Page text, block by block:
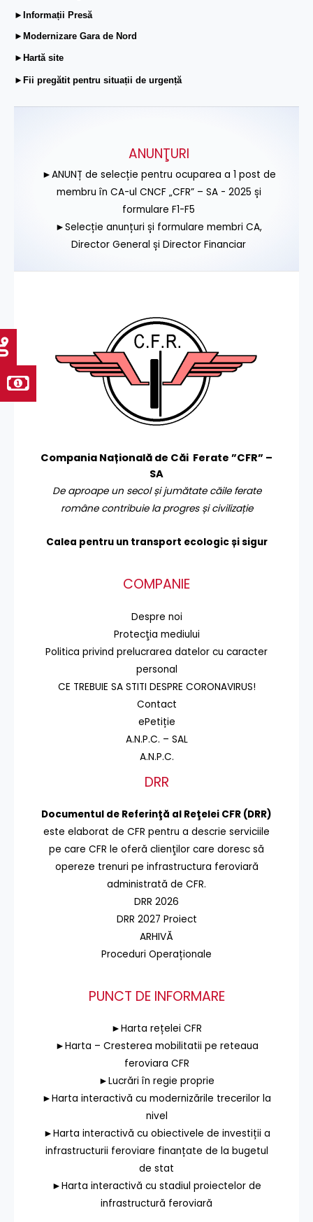
►Informații Presă
►Modernizare Gara de Nord
►Hartă site
►Fii pregătit pentru situații de urgență
ANUNŢURI
►ANUNȚ de selecție pentru ocuparea a 1 post de
membru în CA-ul CNCF „CFR” – SA - 2025 și
formulare F1-F5
►Selecție anunțuri și formulare membri CA,
Director General și Director Financiar
Compania Națională de Căi Ferate ”CFR” –
SA
De aproape un secol și jumătate căile ferate
române contribuie la progres și civilizație
Calea pentru un transport ecologic și sigur
COMPANIE
Despre noi
Protecţia mediului
Politica privind prelucrarea datelor cu caracter
personal
CE TREBUIE SA STITI DESPRE CORONAVIRUS!
Contact
ePetiție
A.N.P.C. – SAL
A.N.P.C.
DRR
Documentul de Referinţă al Reţelei CFR (DRR)
este elaborat de CFR pentru a descrie serviciile
pe care CFR le oferă clienţilor care doresc să
opereze trenuri pe infrastructura feroviară
administrată de CFR.
DRR 2026
DRR 2027 Proiect
ARHIVĂ
Proceduri Operaționale
PUNCT DE INFORMARE
►Harta rețelei CFR
►Harta – Cresterea mobilitatii pe reteaua
feroviara CFR
►Lucrări în regie proprie
►Harta interactivă cu modernizările trecerilor la
nivel
►Harta interactivă cu obiectivele de investiții a
infrastructurii feroviare finanțate de la bugetul
de stat
►Harta interactivă cu stadiul proiectelor de
infrastructură feroviară